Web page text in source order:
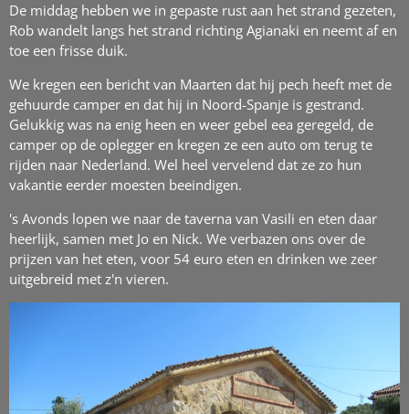
De middag hebben we in gepaste rust aan het strand gezeten,
Rob wandelt langs het strand richting Agianaki en neemt af en
toe een frisse duik.
We kregen een bericht van Maarten dat hij pech heeft met de
gehuurde camper en dat hij in Noord-Spanje is gestrand.
Gelukkig was na enig heen en weer gebel eea geregeld, de
camper op de oplegger en kregen ze een auto om terug te
rijden naar Nederland. Wel heel vervelend dat ze zo hun
vakantie eerder moesten beeindigen.
's Avonds lopen we naar de taverna van Vasili en eten daar
heerlijk, samen met Jo en Nick. We verbazen ons over de
prijzen van het eten, voor 54 euro eten en drinken we zeer
uitgebreid met z'n vieren.